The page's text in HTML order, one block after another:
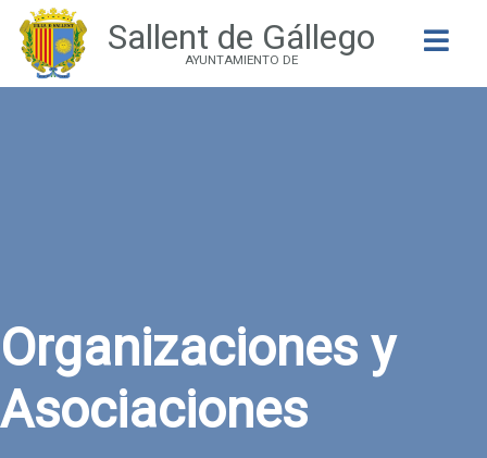
Sallent de Gállego
AYUNTAMIENTO DE
Buscar
Organizaciones y
Asociaciones